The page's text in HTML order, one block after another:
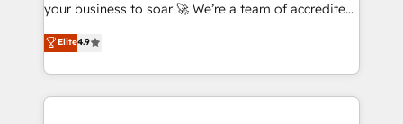
our AI governance framework, built on ISO 42001
Ready for the next step? Click the 👈 '𝗖𝗼𝗻𝘁𝗮𝗰𝘁
𝗯𝘂𝘀𝗶𝗻𝗲𝘀𝘀' button to get in touch (𝘸𝘦'𝘳𝘦 𝘴𝘶𝘱𝘦𝘳
𝘳𝘦𝘴𝘱𝘰𝘯𝘴𝘪𝘷𝘦)
your business to soar 🚀 We’re a team of accredited
HubSpot experts ready to help you. We can
implement the platform into complex business
environments, optimise what you've got and make
sure you can actually use it, build your website in
Elite4.9